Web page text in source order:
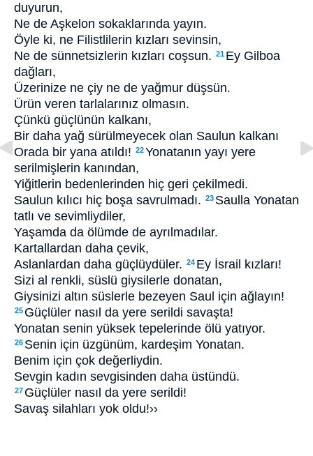
duyurun,
Ne de Aşkelon sokaklarında yayın.
Öyle ki, ne Filistlilerin kızları sevinsin,
Ne de sünnetsizlerin kızları coşsun. 21 Ey Gilboa
dağları,
Üzerinize ne çiy ne de yağmur düşsün.
Ürün veren tarlalarınız olmasın.
Çünkü güçlünün kalkanı,
Bir daha yağ sürülmeyecek olan Saulun kalkanı
Orada bir yana atıldı! 22Yonatanın yayı yere
serilmişlerin kanından,
Yiğitlerin bedenlerinden hiç geri çekilmedi.
Saulun kılıcı hiç boşa savrulmadı. 23 Saulla Yonatan
tatlı ve sevimliydiler,
Yaşamda da ölümde de ayrılmadılar.
Kartallardan daha çevik,
Aslanlardan daha güçlüydüler. 24 Ey İsrail kızları!
Sizi al renkli, süslü giysilerle donatan,
Giysinizi altın süslerle bezeyen Saul için ağlayın!
25 Güçlüler nasıl da yere serildi savaşta!
Yonatan senin yüksek tepelerinde ölü yatıyor.
26 Senin için üzgünüm, kardeşim Yonatan.
Benim için çok değerliydin.
Sevgin kadın sevgisinden daha üstündü.
27 Güçlüler nasıl da yere serildi!
Savaş silahları yok oldu!››